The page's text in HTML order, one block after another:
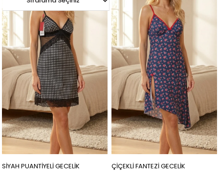
SİYAH PUANTİYELİ GECELİK ÇİÇEKLİ FANTEZİ GECELİK